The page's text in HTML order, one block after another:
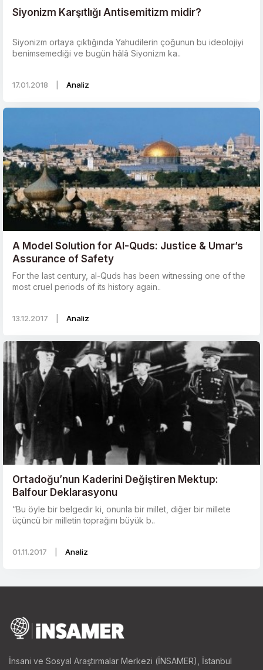
Siyonizm Karşıtlığı Antisemitizm midir?
Siyonizm ortaya çıktığında Yahudilerin çoğunun bu ideolojiyi
benimsemediği ve bugün hâlâ Siyonizm ka..
17.01.2018 Analiz
A Model Solution for Al-Quds: Justice & Umar’s
Assurance of Safety
For the last century, al-Quds has been witnessing one of the
most cruel periods of its history again..
13.12.2017 Analiz
Ortadoğu’nun Kaderini Değiştiren Mektup:
Balfour Deklarasyonu
“Bu öyle bir belgedir ki, onunla bir millet, diğer bir millete
üçüncü bir milletin toprağını büyük b..
01.11.2017 Analiz
İnsani ve Sosyal Araştırmalar Merkezi (İNSAMER), İstanbul